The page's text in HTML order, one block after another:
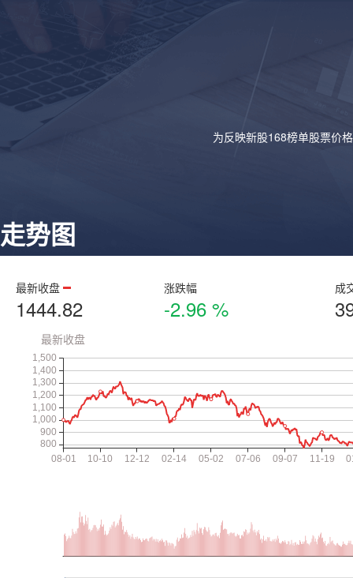
为反映新股168榜单股票价
走势图
最新收盘
1444.82
涨跌幅
-2.96 %
成